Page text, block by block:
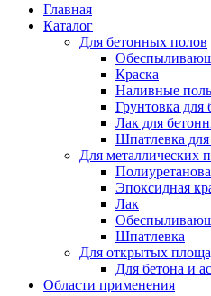
Главная
Каталог
Для бетонных полов
Краска
Наливные
Грунтовка для
Лак для
Шпатлевка
Для металлических
Эпоксидная
Лак
Шпатлевка
Для открытых
Для бетона и
Области применения